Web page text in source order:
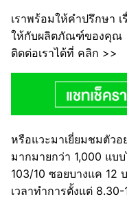
เราพร้อมให้คำปรึกษา
ให้กับผลิตภัณฑ์ของคุณ
ติดต่อเราได้ที่ คลิก >>
หรือแวะมาเยี่ยมชมตัว
มากมายกว่า 1,000 แบ
103/10 ซอยบางแค 12
เวลาทำการตั้งแต่ 8.30-